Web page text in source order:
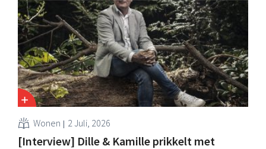
unique groeit het merk opnieuw en mikt het op
aanwezigheid in veertien Europese landen.
Wonen 2 Juli, 2026
[Interview] Dille & Kamille prikkelt met